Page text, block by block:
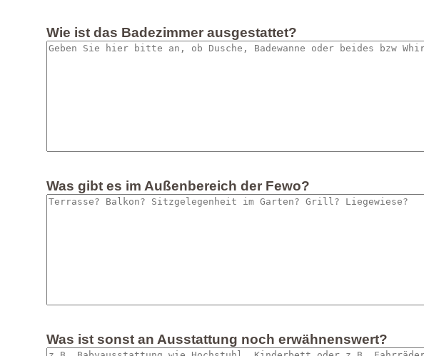
Wie ist das Badezimmer ausgestattet?
Was gibt es im Außenbereich der Fewo?
Was ist sonst an Ausstattung noch erwähnenswert?